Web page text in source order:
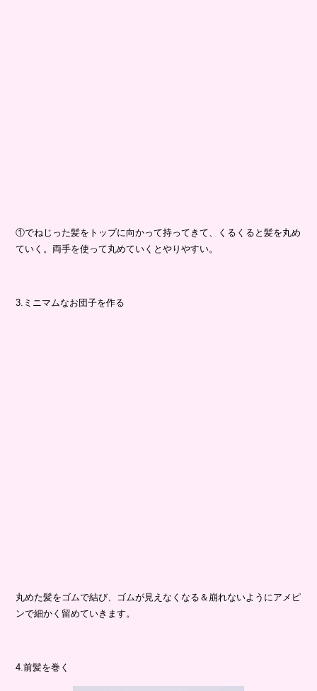
①でねじった髪をトップに向かって持ってきて、くるくると髪を丸め
ていく。両手を使って丸めていくとやりやすい。
3.ミニマムなお団子を作る
丸めた髪をゴムで結び、ゴムが見えなくなる＆崩れないようにアメピ
ンで細かく留めていきます。
4.前髪を巻く